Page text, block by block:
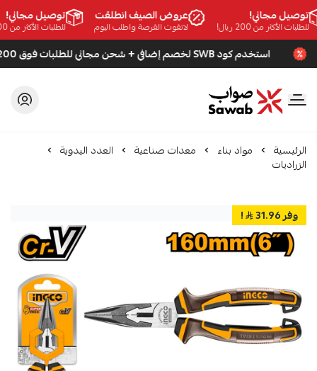
توصيل مجاني!
للطلبات الأكثر من 200 ريال!
عروض الصيف انطلقت
لاتفوت الفرصة واطلب اليوم
توصيل مجاني!
للطلبات الأكثر من 200 ريال!
استخدم كود SWB لخصم إضافي + شحن مجاني للطلبات فوق 200 ريال
صواب
الرئيسية مواد بناء معدات صناعية العدد اليدوية
الزراديات
وفر 31.96 !